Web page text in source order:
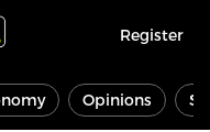
Register
Opinions